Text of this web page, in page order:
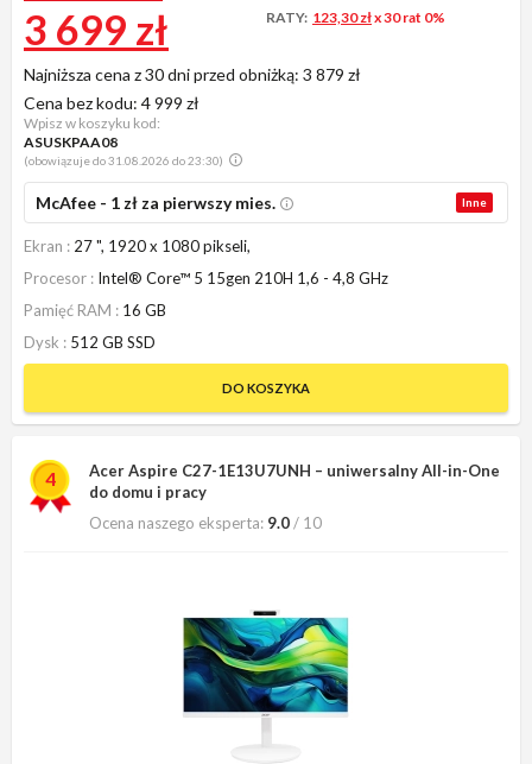
3 699 zł
Najniższa cena z 30 dni przed obniżką: 3 879 zł
Cena bez kodu: 4 999 zł
Wpisz w koszyku kod:
ASUSKPAA08
(obowiązuje do 31.08.2026 do 23:30)
RATY: 123,30 złx 30 rat 0%
Inne
McAfee - 1 zł za pierwszy mies.
Ekran
27 ", 1920 x 1080 pikseli,
Procesor
Intel® Core™ 5 15gen 210H 1,6 - 4,8 GHz
Pamięć RAM
16 GB
Dysk
512 GB SSD
DO KOSZYKA
4
Acer Aspire C27-1E13U7UNH – uniwersalny All-in-One
do domu i pracy
Ocena naszego eksperta: 9.0/ 10